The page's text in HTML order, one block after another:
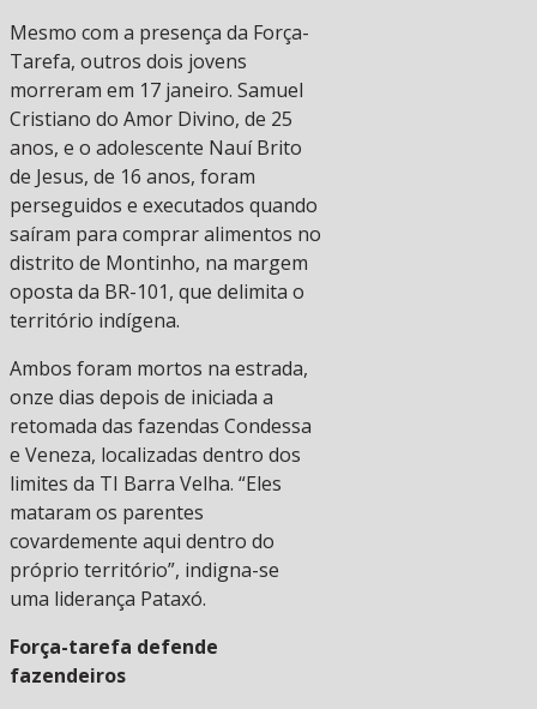
Mesmo com a presença da Força-
Tarefa, outros dois jovens
morreram em 17 janeiro. Samuel
Cristiano do Amor Divino, de 25
anos, e o adolescente Nauí Brito
de Jesus, de 16 anos, foram
perseguidos e executados quando
saíram para comprar alimentos no
distrito de Montinho, na margem
oposta da BR-101, que delimita o
território indígena.
Ambos foram mortos na estrada,
onze dias depois de iniciada a
retomada das fazendas Condessa
e Veneza, localizadas dentro dos
limites da TI Barra Velha. “Eles
mataram os parentes
covardemente aqui dentro do
próprio território”, indigna-se
uma liderança Pataxó.
Força-tarefa defende
fazendeiros